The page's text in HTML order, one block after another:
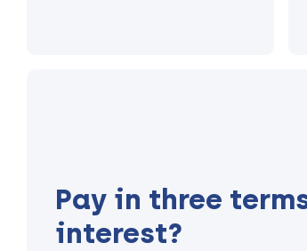
Pay in three
interest?